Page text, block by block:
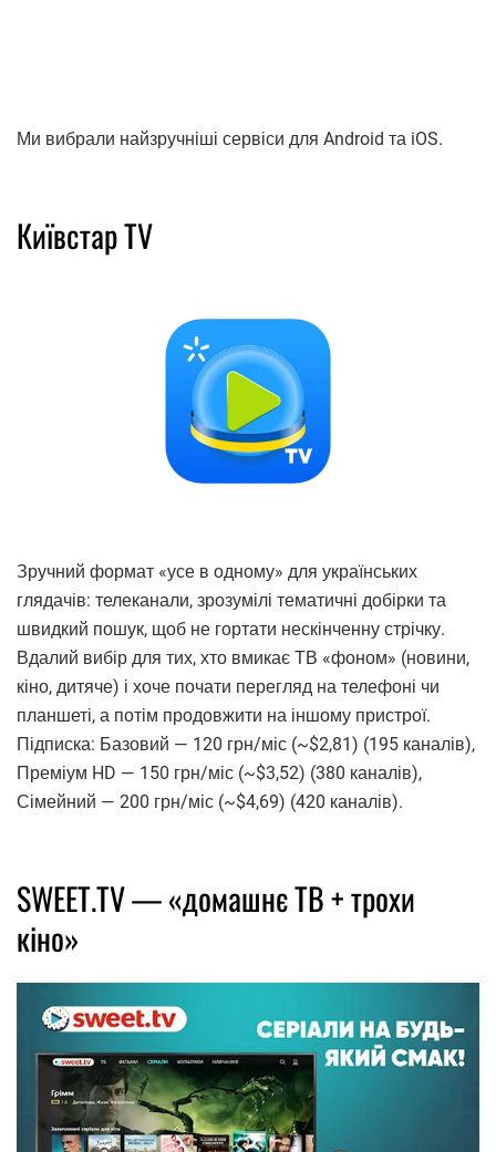
Ми вибрали найзручніші сервіси для Android та iOS.
Київстар TV
Зручний формат «усе в одному» для українських
глядачів: телеканали, зрозумілі тематичні добірки та
швидкий пошук, щоб не гортати нескінченну стрічку.
Вдалий вибір для тих, хто вмикає ТВ «фоном» (новини,
кіно, дитяче) і хоче почати перегляд на телефоні чи
планшеті, а потім продовжити на іншому пристрої.
Підписка: Базовий — 120 грн/міс (~$2,81) (195 каналів),
Преміум HD — 150 грн/міс (~$3,52) (380 каналів),
Сімейний — 200 грн/міс (~$4,69) (420 каналів).
SWEET.TV — «домашнє ТВ + трохи
кіно»